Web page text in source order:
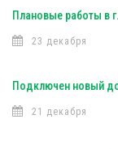
Плановые работы в
23 декабря
Подключен новый
21 декабря